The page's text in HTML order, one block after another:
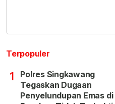
Terpopuler
1
Polres Singkawang
Tegaskan Dugaan
Penyelundupan Emas di